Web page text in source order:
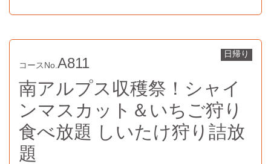
コースNo. A811
日帰り
南アルプス収穫祭！シャイ
ンマスカット＆いちご狩り
食べ放題 しいたけ狩り詰放
題